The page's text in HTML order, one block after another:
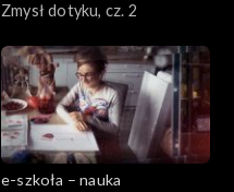
Zmysł dotyku, cz. 2
e-szkoła – nauka